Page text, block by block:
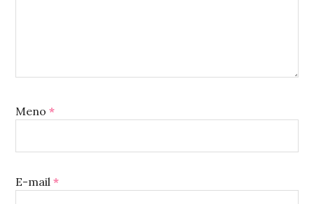
Meno*
E-mail*